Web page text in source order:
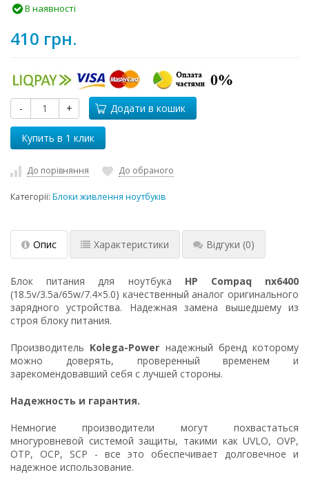
В наявності
410 грн.
- + Додати в кошик
До порівняння До обраного
Категорії: Блоки живлення ноутбуків
Опис Характеристики Відгуки (0)
Блок питания для ноутбука HP Compaq nx6400
(18.5v/3.5a/65w/7.4×5.0) качественный аналог оригинального
зарядного устройства. Надежная замена вышедшему из
строя блоку питания.
Производитель Kolega-Power надежный бренд которому
можно доверять, проверенный временем и
зарекомендовавший себя с лучшей стороны.
Надежность и гарантия.
Немногие производители могут похвастаться
многуровневой системой защиты, такими как UVLO, OVP,
OTP, OCP, SCP - все это обеспечивает долговечное и
надежное использование.